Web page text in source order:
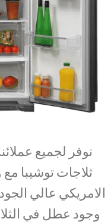
نوفر لجميع
ثلاجات توشيبا
الامريكي عالي
وجود عطل في